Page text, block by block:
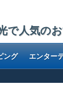
で人気の
ング エンター